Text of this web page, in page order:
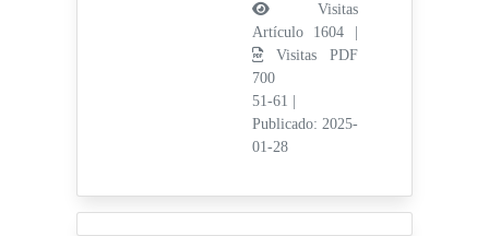
Visitas
Artículo 1604 |
Visitas PDF
700
51-61
Publicado: 2025-
01-28